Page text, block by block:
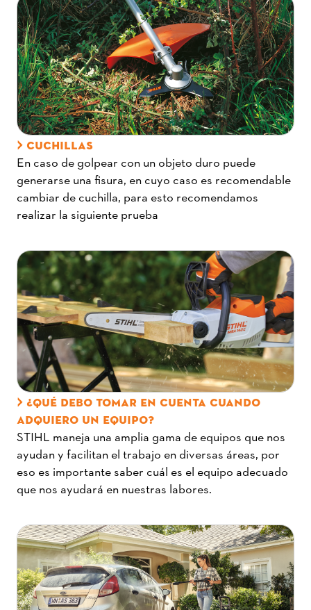
CUCHILLAS
En caso de golpear con un objeto duro puede
generarse una fisura, en cuyo caso es recomendable
cambiar de cuchilla, para esto recomendamos
realizar la siguiente prueba
¿QUÉ DEBO TOMAR EN CUENTA CUANDO
ADQUIERO UN EQUIPO?
STIHL maneja una amplia gama de equipos que nos
ayudan y facilitan el trabajo en diversas áreas, por
eso es importante saber cuál es el equipo adecuado
que nos ayudará en nuestras labores.